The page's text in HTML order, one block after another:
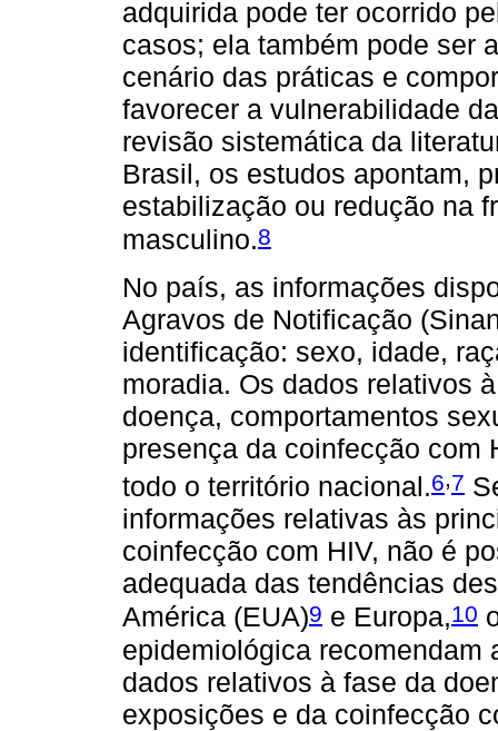
adquirida pode ter ocorrido
casos; ela também pode ser
cenário das práticas e
favorecer a vulnerabilidade
revisão sistemática da
Brasil, os estudos apontam,
estabilização ou redução na
masculino.8
No país, as informações
Agravos de Notificação
identificação: sexo, idade,
moradia. Os dados relativos
doença, comportamentos
presença da coinfecção com
todo o território nacional.6,7
informações relativas às
coinfecção com HIV, não é
adequada das tendências
América (EUA)9 e Europa,10
epidemiológica
dados relativos à fase da
exposições e da coinfecção